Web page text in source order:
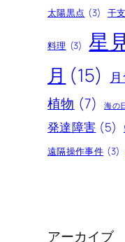
太陽黒点 (3) 干支
料理 (3) 星
月 (15)
植物 (7) 海の
発達障害 (5)
遠隔操作事件 (3)
アーカイブ